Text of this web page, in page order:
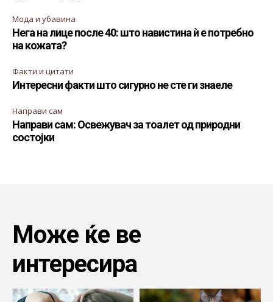
Мода и убавина
Нега на лице после 40: што навистина ѝ е потребно
на кожата?
Факти и цитати
Интересни факти што сигурно не сте ги знаеле
Направи сам
Направи сам: Освежувач за тоалет од природни
состојки
Може ќе ве
интересира